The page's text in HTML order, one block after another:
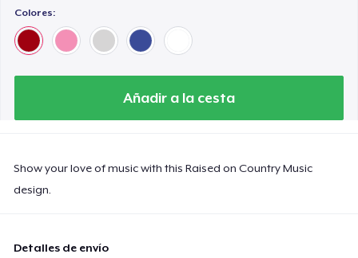
Colores:
Añadir a la cesta
Show your love of music with this Raised on Country Music
design.
Detalles de envío